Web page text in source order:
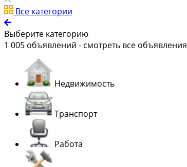
Все категории
Выберите категорию
1 005 объявлений - смотреть все объявления
Недвижимость
Транспорт
Работа